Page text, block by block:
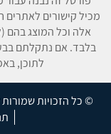
מכיל קישורים לאתרים
אלה וכל המוצג בהם
בלבד. אם נתקלתם
לתוכן,
© כל הזכויות